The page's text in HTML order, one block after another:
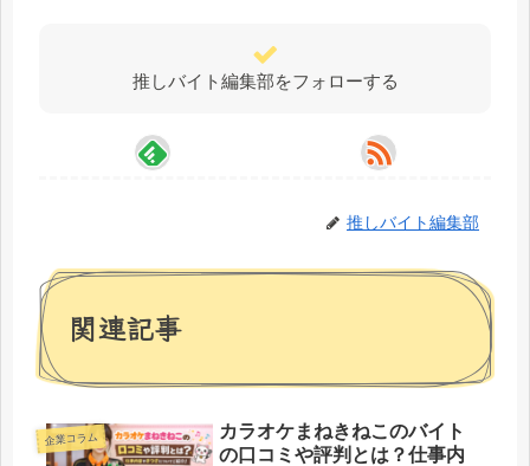
推しバイト編集部をフォローする
推しバイト編集部
関連記事
企業コラム
カラオケまねきねこのバイト
の口コミや評判とは？仕事内